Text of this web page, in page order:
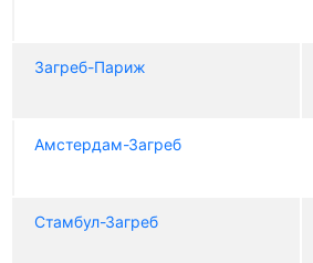
Загреб-Париж
Амстердам-Загреб
Стамбул-Загреб